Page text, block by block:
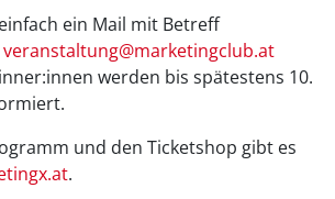
ein Mail mit Betreff
veranstaltung@marketingclub.at
werden bis spätestens 10.
und den Ticketshop gibt es
.